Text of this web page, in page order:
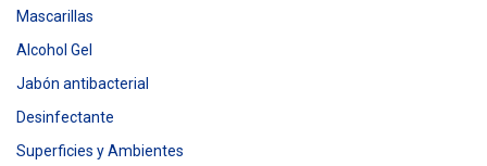
Mascarillas
Alcohol Gel
Jabón antibacterial
Desinfectante
Superficies y Ambientes